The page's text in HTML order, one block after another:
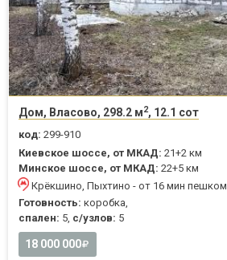
Дом, Власово, 298.2 м2, 12.1 сот
код: 299-910
Киевское шоссе, от МКАД: 21+2 км
Минское шоссе, от МКАД: 22+5 км
Крёкшино, Пыхтино - от 16 мин пешком
Готовность: коробка,
спален: 5, с/узлов: 5
18 000 000